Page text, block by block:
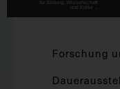
Forschung